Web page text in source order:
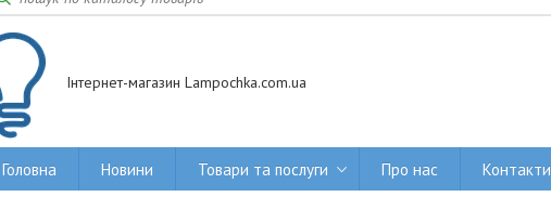
Інтернет-магазин Lampochka.com.ua
Головна Новини Товари та послуги Про нас Контакти